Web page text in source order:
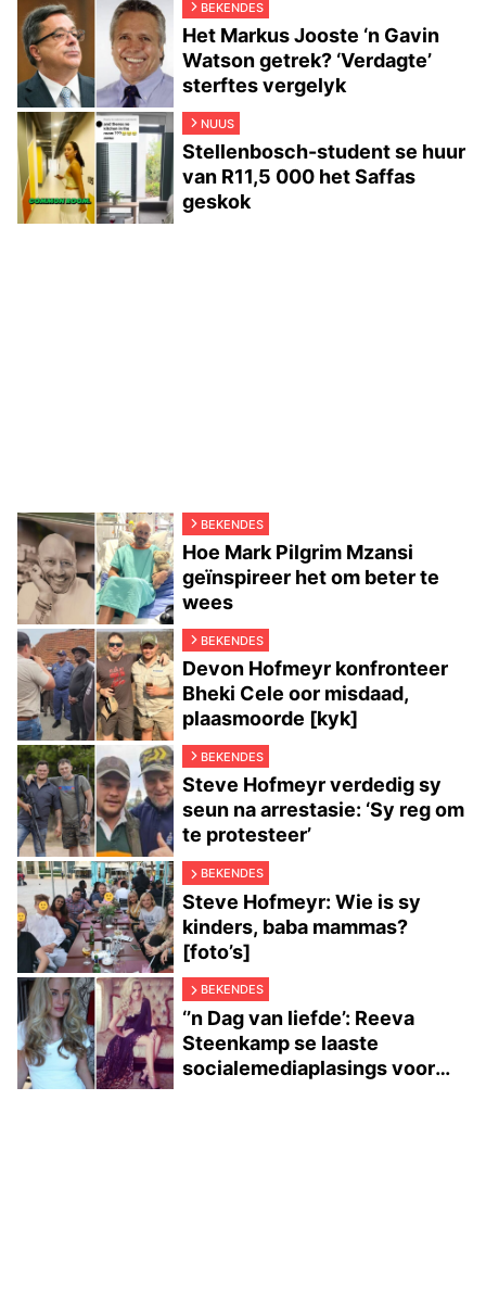
BEKENDES
Het Markus Jooste ‘n Gavin
Watson getrek? ‘Verdagte’
sterftes vergelyk
NUUS
Stellenbosch-student se huur
van R11,5 000 het Saffas
geskok
BEKENDES
Hoe Mark Pilgrim Mzansi
geïnspireer het om beter te
wees
BEKENDES
Devon Hofmeyr konfronteer
Bheki Cele oor misdaad,
plaasmoorde [kyk]
BEKENDES
Steve Hofmeyr verdedig sy
seun na arrestasie: ‘Sy reg om
te protesteer’
BEKENDES
Steve Hofmeyr: Wie is sy
kinders, baba mammas?
[foto’s]
BEKENDES
‘’n Dag van liefde’: Reeva
Steenkamp se laaste
socialemediaplasings voor